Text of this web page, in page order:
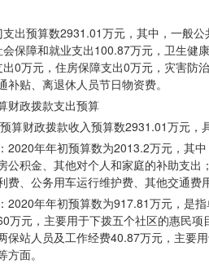
出预算数2931.01万元，其中，一般
保障和就业支出100.87万元，卫生健
0万元，住房保障支出0万元，灾害防
补贴、离退休人员节日物资费。
财政拨款支出预算
算财政拨款收入预算数2931.01万元，
2020年年初预算数为2013.2万元，其
公积金、其他对个人和家庭的补助支
费、公务用车运行维护费、其他交通费
2020年年初预算数为917.81万元，是
万元，主要用于下拨五个社区的惠民
保站人员及工作经费40.87万元，主要
面。